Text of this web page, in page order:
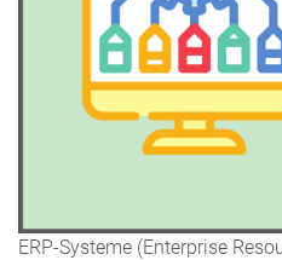
ERP-Systeme (Enterprise